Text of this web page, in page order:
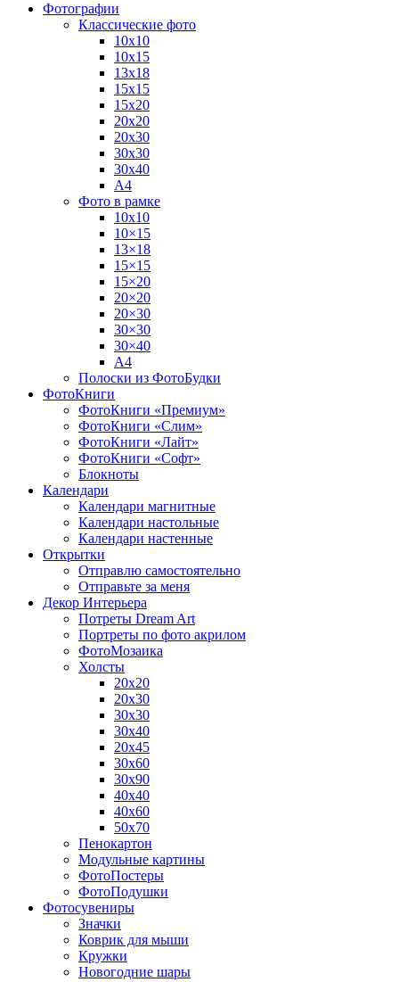
Фотографии
Классические фото
10х10
10х15
13х18
15х15
15х20
20х20
20х30
30х30
30х40
А4
Фото в рамке
10х10
10×15
13×18
15×15
15×20
20×20
20×30
30×30
30×40
A4
Полоски из ФотоБудки
ФотоКниги
ФотоКниги «Премиум»
ФотоКниги «Слим»
ФотоКниги «Лайт»
ФотоКниги «Софт»
Блокноты
Календари
Календари магнитные
Календари настольные
Календари настенные
Открытки
Отправлю самостоятельно
Отправьте за меня
Декор Интерьера
Потреты Dream Art
Портреты по фото акрилом
ФотоМозаика
Холсты
20х20
20х30
30х30
30х40
20х45
30х60
30х90
40х40
40х60
50х70
Пенокартон
Модульные картины
ФотоПостеры
ФотоПодушки
Фотоcувениры
Значки
Коврик для мыши
Кружки
Новогодние шары